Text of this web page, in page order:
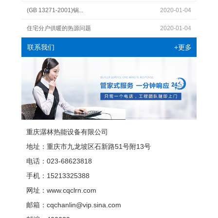
2020-01-04
(GB 13271-2001)锅...
2020-01-04
住宅分户供暖的热源问题
联系我们 +更多
重庆潺林热能设备有限公司
地址：重庆市九龙坡区石新路51号附13号
电话：023-68623818
手机：15213325388
网址：www.cqclrn.com
邮箱：cqchanlin@vip.sina.com